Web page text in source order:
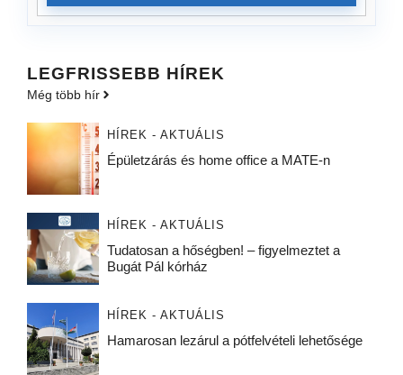
LEGFRISSEBB HÍREK
Még több hír
HÍREK - AKTUÁLIS
Épületzárás és home office a MATE-n
HÍREK - AKTUÁLIS
Tudatosan a hőségben! – figyelmeztet a
Bugát Pál kórház
HÍREK - AKTUÁLIS
Hamarosan lezárul a pótfelvételi lehetősége